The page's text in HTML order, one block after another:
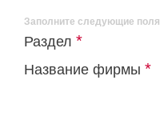
Заполните следующие поля
Раздел *
Название фирмы *